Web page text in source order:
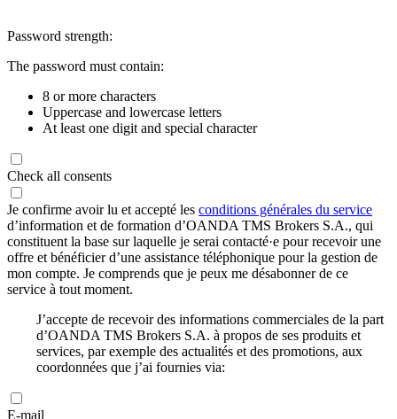
Password strength:
The password must contain:
8 or more characters
Uppercase and lowercase letters
At least one digit and special character
Check all consents
Je confirme avoir lu et accepté les conditions générales du service
d’information et de formation d’OANDA TMS Brokers S.A., qui
constituent la base sur laquelle je serai contacté·e pour recevoir une
offre et bénéficier d’une assistance téléphonique pour la gestion de
mon compte. Je comprends que je peux me désabonner de ce
service à tout moment.
J’accepte de recevoir des informations commerciales de la part
d’OANDA TMS Brokers S.A. à propos de ses produits et
services, par exemple des actualités et des promotions, aux
coordonnées que j’ai fournies via:
E-mail